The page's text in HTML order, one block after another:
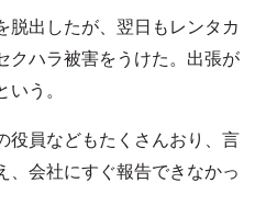
脱出したが、翌日もレンタカ
クハラ被害をうけた。出張が
う。
役員などもたくさんおり、言
、会社にすぐ報告できなかっ